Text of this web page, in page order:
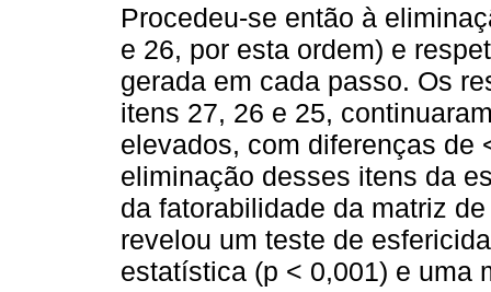
Procedeu-se então à
e 26, por esta ordem) e
gerada em cada passo. Os
itens 27, 26 e 25,
elevados, com diferenças de
eliminação desses itens da
da fatorabilidade da matriz
revelou um teste de
estatística (p < 0,001) e uma